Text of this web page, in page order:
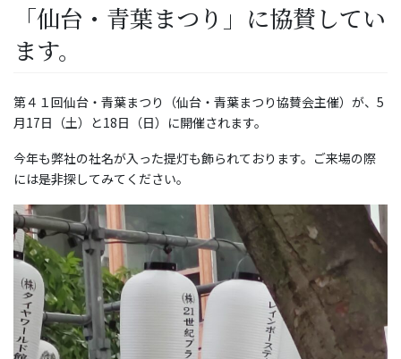
「仙台・青葉まつり」に協賛してい
ます。
第４１回仙台・青葉まつり（仙台・青葉まつり協賛会主催）が、5
月17日（土）と18日（日）に開催されます。
今年も弊社の社名が入った提灯も飾られております。ご来場の際
には是非探してみてください。